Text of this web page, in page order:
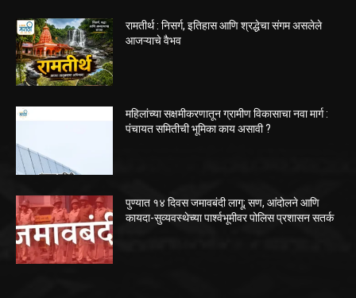
रामतीर्थ : निसर्ग, इतिहास आणि श्रद्धेचा संगम असलेले
आजऱ्याचे वैभव
महिलांच्या सक्षमीकरणातून ग्रामीण विकासाचा नवा मार्ग :
पंचायत समितीची भूमिका काय असावी ?
पुण्यात १४ दिवस जमावबंदी लागू; सण, आंदोलने आणि
कायदा-सुव्यवस्थेच्या पार्श्वभूमीवर पोलिस प्रशासन सतर्क